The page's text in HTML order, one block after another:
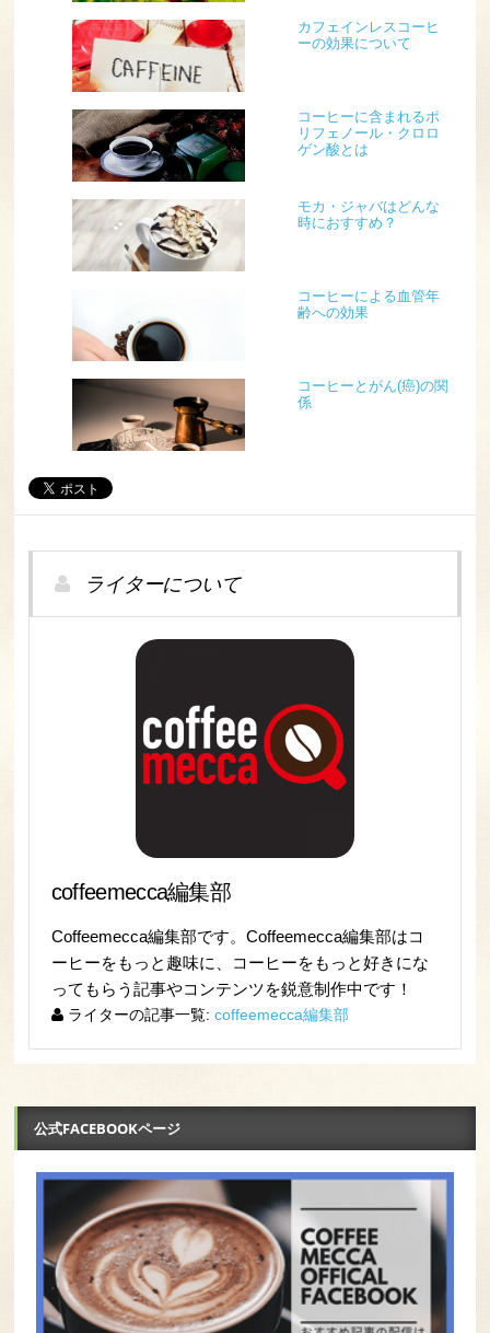
カフェインレスコーヒ
ーの効果について
コーヒーに含まれるポ
リフェノール・クロロ
ゲン酸とは
モカ・ジャバはどんな
時におすすめ？
コーヒーによる血管年
齢への効果
コーヒーとがん(癌)の関
係
ライターについて
coffeemecca編集部
Coffeemecca編集部です。Coffeemecca編集部はコ
ーヒーをもっと趣味に、コーヒーをもっと好きにな
ってもらう記事やコンテンツを鋭意制作中です！
ライターの記事一覧: coffeemecca編集部
公式FACEBOOKページ